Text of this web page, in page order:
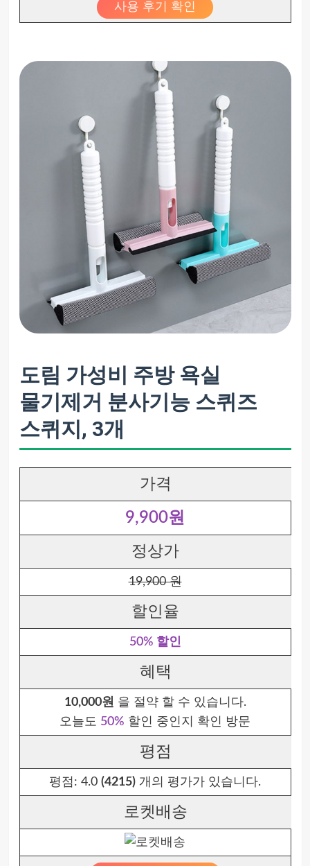
사용 후기 확인
도림 가성비 주방 욕실
물기제거 분사기능 스퀴즈
스퀴지, 3개
가격
9,900원
정상가
19,900 원
할인율
50% 할인
혜택
10,000원 을 절약 할 수 있습니다.
오늘도 50% 할인 중인지 확인 방문
평점
평점: 4.0 (4215) 개의 평가가 있습니다.
로켓배송